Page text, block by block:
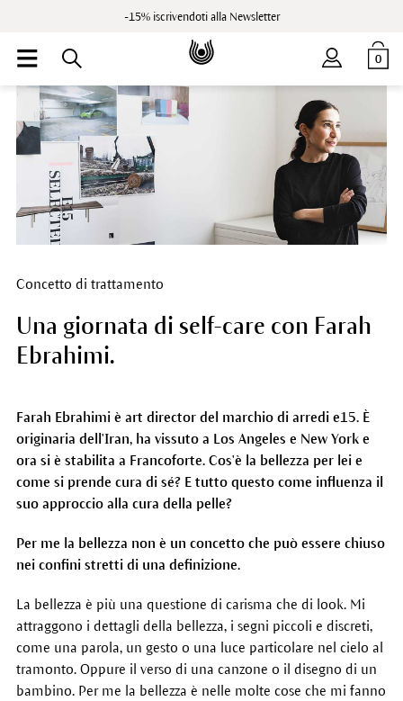
-15% iscrivendoti alla Newsletter
0
Concetto di trattamento
Una giornata di self-care con Farah
Ebrahimi.
Farah Ebrahimi è art director del marchio di arredi e15. È
originaria dell'Iran, ha vissuto a Los Angeles e New York e
ora si è stabilita a Francoforte. Cos'è la bellezza per lei e
come si prende cura di sé? E tutto questo come influenza il
suo approccio alla cura della pelle?
Per me la bellezza non è un concetto che può essere chiuso
nei confini stretti di una definizione.
La bellezza è più una questione di carisma che di look. Mi
attraggono i dettagli della bellezza, i segni piccoli e discreti,
come una parola, un gesto o una luce particolare nel cielo al
tramonto. Oppure il verso di una canzone o il disegno di un
bambino. Per me la bellezza è nelle molte cose che mi fanno